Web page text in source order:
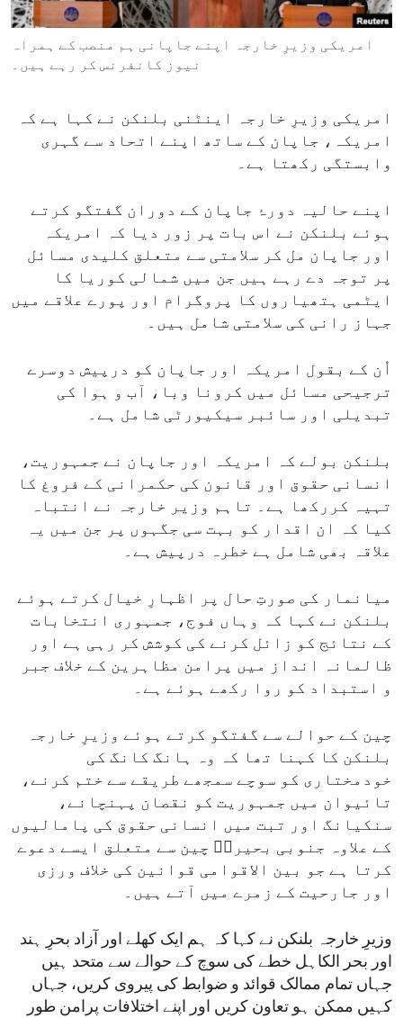
ENVIRONMENT AND HEALTH
IDEALS AND INSTITUTIONS
امریکی وزیرِ خارجہ اپنے جاپانی ہم منصب کے ہمراہ
نیوز کانفرنس کر رہے ہیں۔
امریکی وزیرِ خارجہ اینٹنی بلنکن نے کہا ہے کہ
امریکہ، جاپان کے ساتھ اپنے اتحاد سے گہری
وابستگی رکھتا ہے۔
اپنے حالیہ دورۂ جاپان کے دوران گفتگو کرتے
ہوئے بلنکن نے اس بات پر زور دیا کہ امریکہ
اور جاپان مل کر سلامتی سے متعلق کلیدی مسائل
پر توجہ دے رہے ہیں جن میں شمالی کوریا کا
ایٹمی ہتھیاروں کا پروگرام اور پورے علاقے میں
جہاز رانی کی سلامتی شامل ہیں۔
اُن کے بقول امریکہ اور جاپان کو درپیش دوسرے
ترجیحی مسائل میں کرونا وبا، آب و ہوا کی
تبدیلی اور سائبر سیکیورٹی شامل ہے۔
بلنکن بولے کہ امریکہ اور جاپان نے جمہوریت،
انسانی حقوق اور قانون کی حکمرانی کے فروغ کا
تہیہ کررکھا ہے۔ تاہم وزیر خارجہ نے انتباہ
کیا کہ ان اقدار کو بہت سی جگہوں پر جن میں یہ
علاقہ بھی شامل ہے خطرہ درپیش ہے۔
میانمار کی صورتِ حال پر اظہارِ خیال کرتے ہوئے
بلنکن نے کہا کہ وہاں فوج، جمہوری انتخابات
کے نتائج کو زائل کرنے کی کوشش کر رہی ہے اور
ظالمانہ انداز میں پرامن مظاہرین کے خلاف جبر
و استبداد کو روا رکھے ہوئے ہے۔
چین کے حوالے سے گفتگو کرتے ہوئے وزیرِ خارجہ
بلنکن کا کہنا تھا کہ وہ ہانگ کانگ کی
خودمختاری کو سوچے سمجھے طریقے سے ختم کرنے،
تائیوان میں جمہوریت کو نقصان پہنچانے،
سنکیانگ اور تبت میں انسانی حقوق کی پامالیوں
کے علاوہ جنوبی بحیرہؑ چین سے متعلق ایسے دعوے
کرتا ہے جو بین الاقوامی قوانین کی خلاف ورزی
اور جارحیت کے زمرے میں آتے ہیں۔
وزیرِ خارجہ بلنکن نے کہا کہ ہم ایک کھلے اور آزاد بحرِ ہند
اور بحر الکاہل خطے کی سوچ کے حوالے سے متحد ہیں
جہاں تمام ممالک قوائد و ضوابط کی پیروی کریں، جہاں
کہیں ممکن ہو تعاون کریں اور اپنے اختلافات پرامن طور